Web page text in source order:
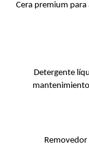
Cera premium
Detergente
Removedor